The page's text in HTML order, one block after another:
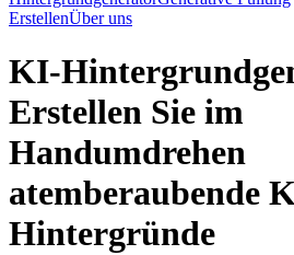
ErstellenÜber uns
KI-
Erstellen Sie im
Handumdrehen
atemberaubende
Hintergründe